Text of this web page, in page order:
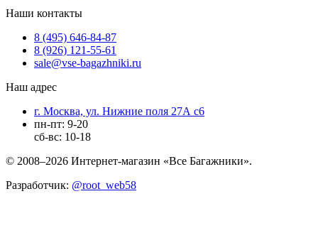
Наши контакты
8 (495) 646-84-87
8 (926) 121-55-61
sale@vse-bagazhniki.ru
Наш адрес
г. Москва, ул. Нижние поля 27А с6
пн-пт: 9-20
сб-вс: 10-18
© 2008–2026 Интернет-магазин «Все Багажники».
Разработчик: @root_web58